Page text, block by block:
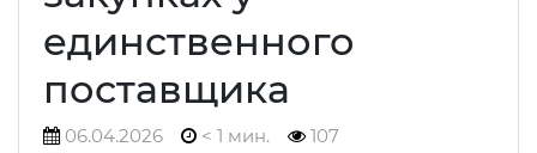
единственного
поставщика
06.04.2026 < 1 мин. 107